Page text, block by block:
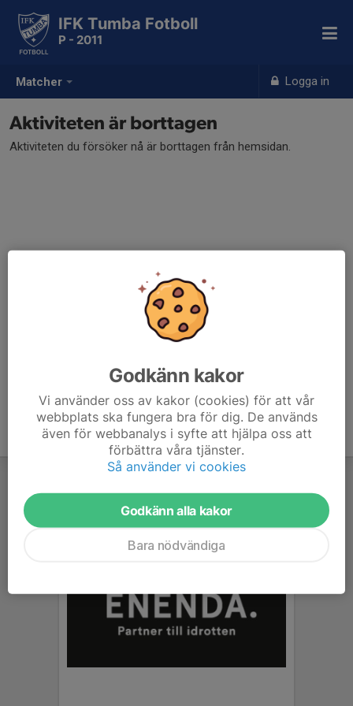
Matcher Logga in
IFK Tumba Fotboll
P - 2011
Aktiviteten är borttagen
Aktiviteten du försöker nå är borttagen från hemsidan.
Godkänn kakor
Vi använder oss av kakor (cookies) för att vår
webbplats ska fungera bra för dig. De används
även för webbanalys i syfte att hjälpa oss att
förbättra våra tjänster.
Så använder vi cookies
Godkänn alla kakor
Bara nödvändiga